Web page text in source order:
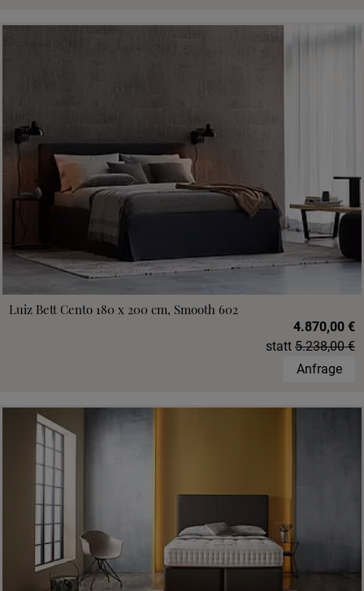
Luiz Bett Cento 180 x 200 cm, Smooth 602
4.870,00 €
statt 5.238,00 €
Anfrage